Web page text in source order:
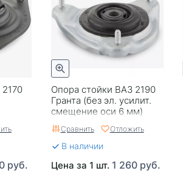
руб.
Опора стойки ВАЗ 2190
Гранта (без эл. усилит.
смещение оси 6 мм)
Сравнить Отложить
В наличии
Цена за 1 шт. 1 260 руб.